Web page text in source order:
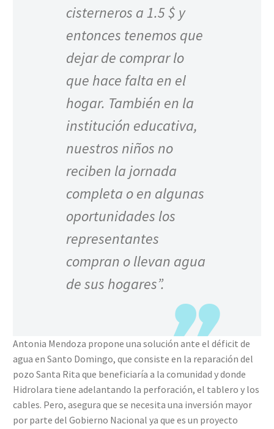
cisterneros a 1.5 $ y
entonces tenemos que
dejar de comprar lo
que hace falta en el
hogar. También en la
institución educativa,
nuestros niños no
reciben la jornada
completa o en algunas
oportunidades los
representantes
compran o llevan agua
de sus hogares”.
Antonia Mendoza propone una solución ante el déficit de
agua en Santo Domingo, que consiste en la reparación del
pozo Santa Rita que beneficiaría a la comunidad y donde
Hidrolara tiene adelantando la perforación, el tablero y los
cables. Pero, asegura que se necesita una inversión mayor
por parte del Gobierno Nacional ya que es un proyecto